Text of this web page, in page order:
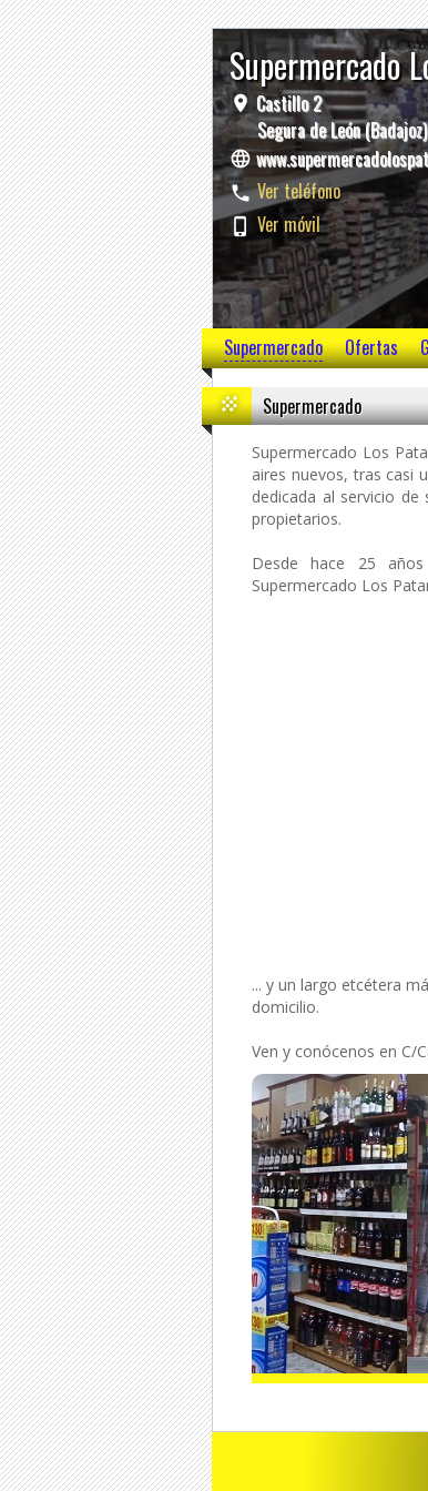
Supermercado
Castillo 2
Segura de León (Badajoz)
Ver teléfono
Ver móvil
Supermercado Ofertas
Supermercado
Supermercado Los
aires nuevos, tras casi
dedicada al servicio
propietarios.
Desde hace 25
Supermercado Los
... y un largo etcétera
domicilio.
Ven y conócenos en C/